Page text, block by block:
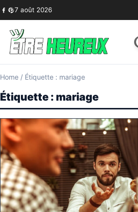
Skip to content
7 août 2026
Home / Étiquette : mariage
Étiquette : mariage